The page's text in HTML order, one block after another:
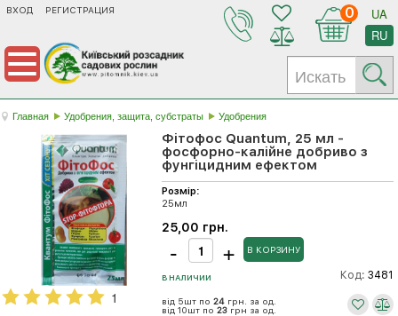
ВХОД РЕГИСТРАЦИЯ
UA
RU
0
Главная Удобрения, защита, субстраты Удобрения
1
Фітофос Quantum, 25 мл -
фосфорно-калійне добриво з
фунгіцидним ефектом
25,00 грн.
Розмір:
25мл
В НАЛИЧИИ Код: 3481
від 5шт по 24 грн. за од.
від 10шт по 23 грн за од.